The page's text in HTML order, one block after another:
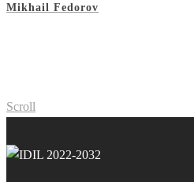
Mikhail Fedorov
Scroll